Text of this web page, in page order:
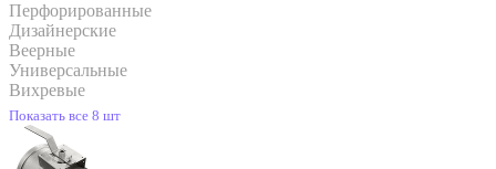
Перфорированные
Дизайнерские
Веерные
Универсальные
Вихревые
Показать все 8 шт